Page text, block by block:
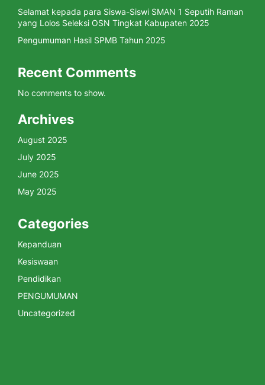
Selamat kepada para Siswa-Siswi SMAN 1 Seputih Raman
yang Lolos Seleksi OSN Tingkat Kabupaten 2025
Pengumuman Hasil SPMB Tahun 2025
Recent Comments
No comments to show.
Archives
August 2025
July 2025
June 2025
May 2025
Categories
Kepanduan
Kesiswaan
Pendidikan
PENGUMUMAN
Uncategorized